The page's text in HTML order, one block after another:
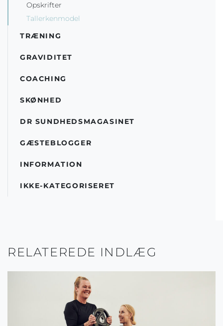
Opskrifter
Tallerkenmodel
TRÆNING
GRAVIDITET
COACHING
SKØNHED
DR SUNDHEDSMAGASINET
GÆSTEBLOGGER
INFORMATION
IKKE-KATEGORISERET
RELATEREDE INDLÆG